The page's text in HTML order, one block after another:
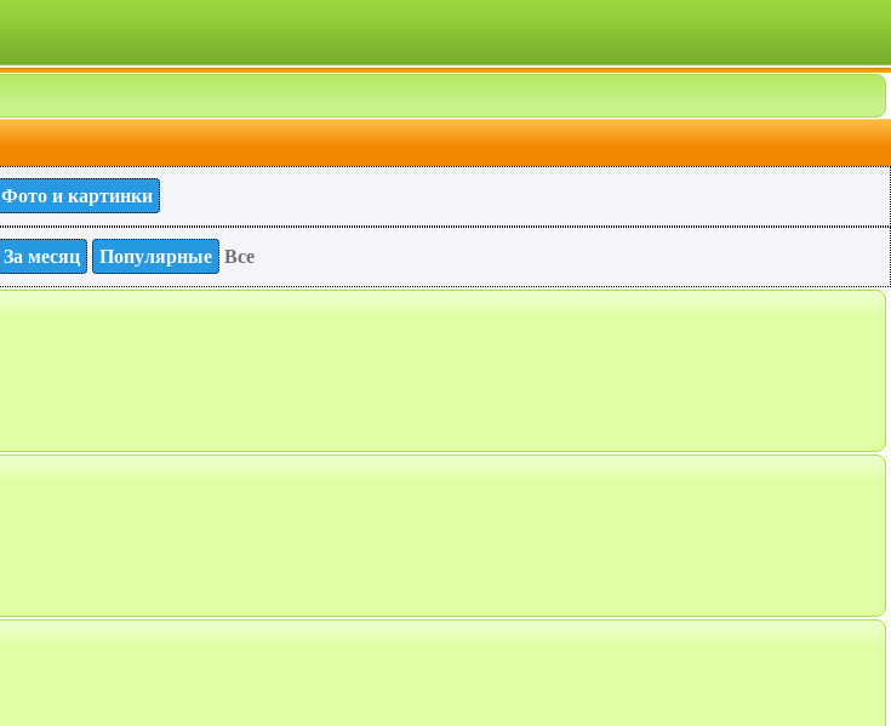
Фото и картинки
За месяц Популярные Все